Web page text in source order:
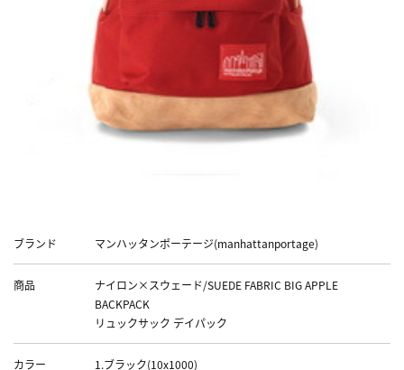
ブランド
マンハッタンポーテージ(manhattanportage)
商品
ナイロン×スウェード/SUEDE FABRIC BIG APPLE
BACKPACK
リュックサック デイパック
カラー
1.ブラック(10x1000)